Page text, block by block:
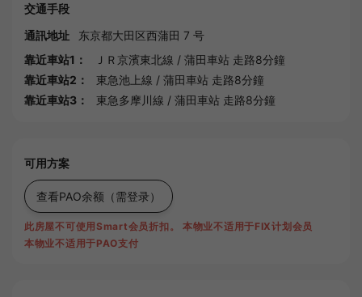
交通手段
通訊地址
东京都大田区西蒲田 7 号
靠近車站1：
ＪＲ京濱東北線 / 蒲田車站 走路8分鐘
靠近車站2：
東急池上線 / 蒲田車站 走路8分鐘
靠近車站3：
東急多摩川線 / 蒲田車站 走路8分鐘
可用方案
查看PAO余额 （需登录）
此房屋不可使用Smart会员折扣。
本物业不适用于FIX计划会员
本物业不适用于PAO支付